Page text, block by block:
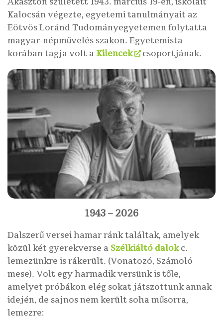
Kalocsán végezte, egyetemi tanulmányait az
Eötvös Loránd Tudományegyetemen folytatta
magyar-népművelés szakon. Egyetemista
korában tagja volt a Kilencek csoportjának.
1943 – 2026
Dalszerű versei hamar ránk találtak, amelyek
közül két gyerekverse aSzélkiáltó dalokc.
lemezünkre is rákerült. (Vonatozó, Számoló
mese). Volt egy harmadik versünk is tőle,
amelyet próbákon elég sokat játszottunk annak
idején, de sajnos nem került soha műsorra,
lemezre: